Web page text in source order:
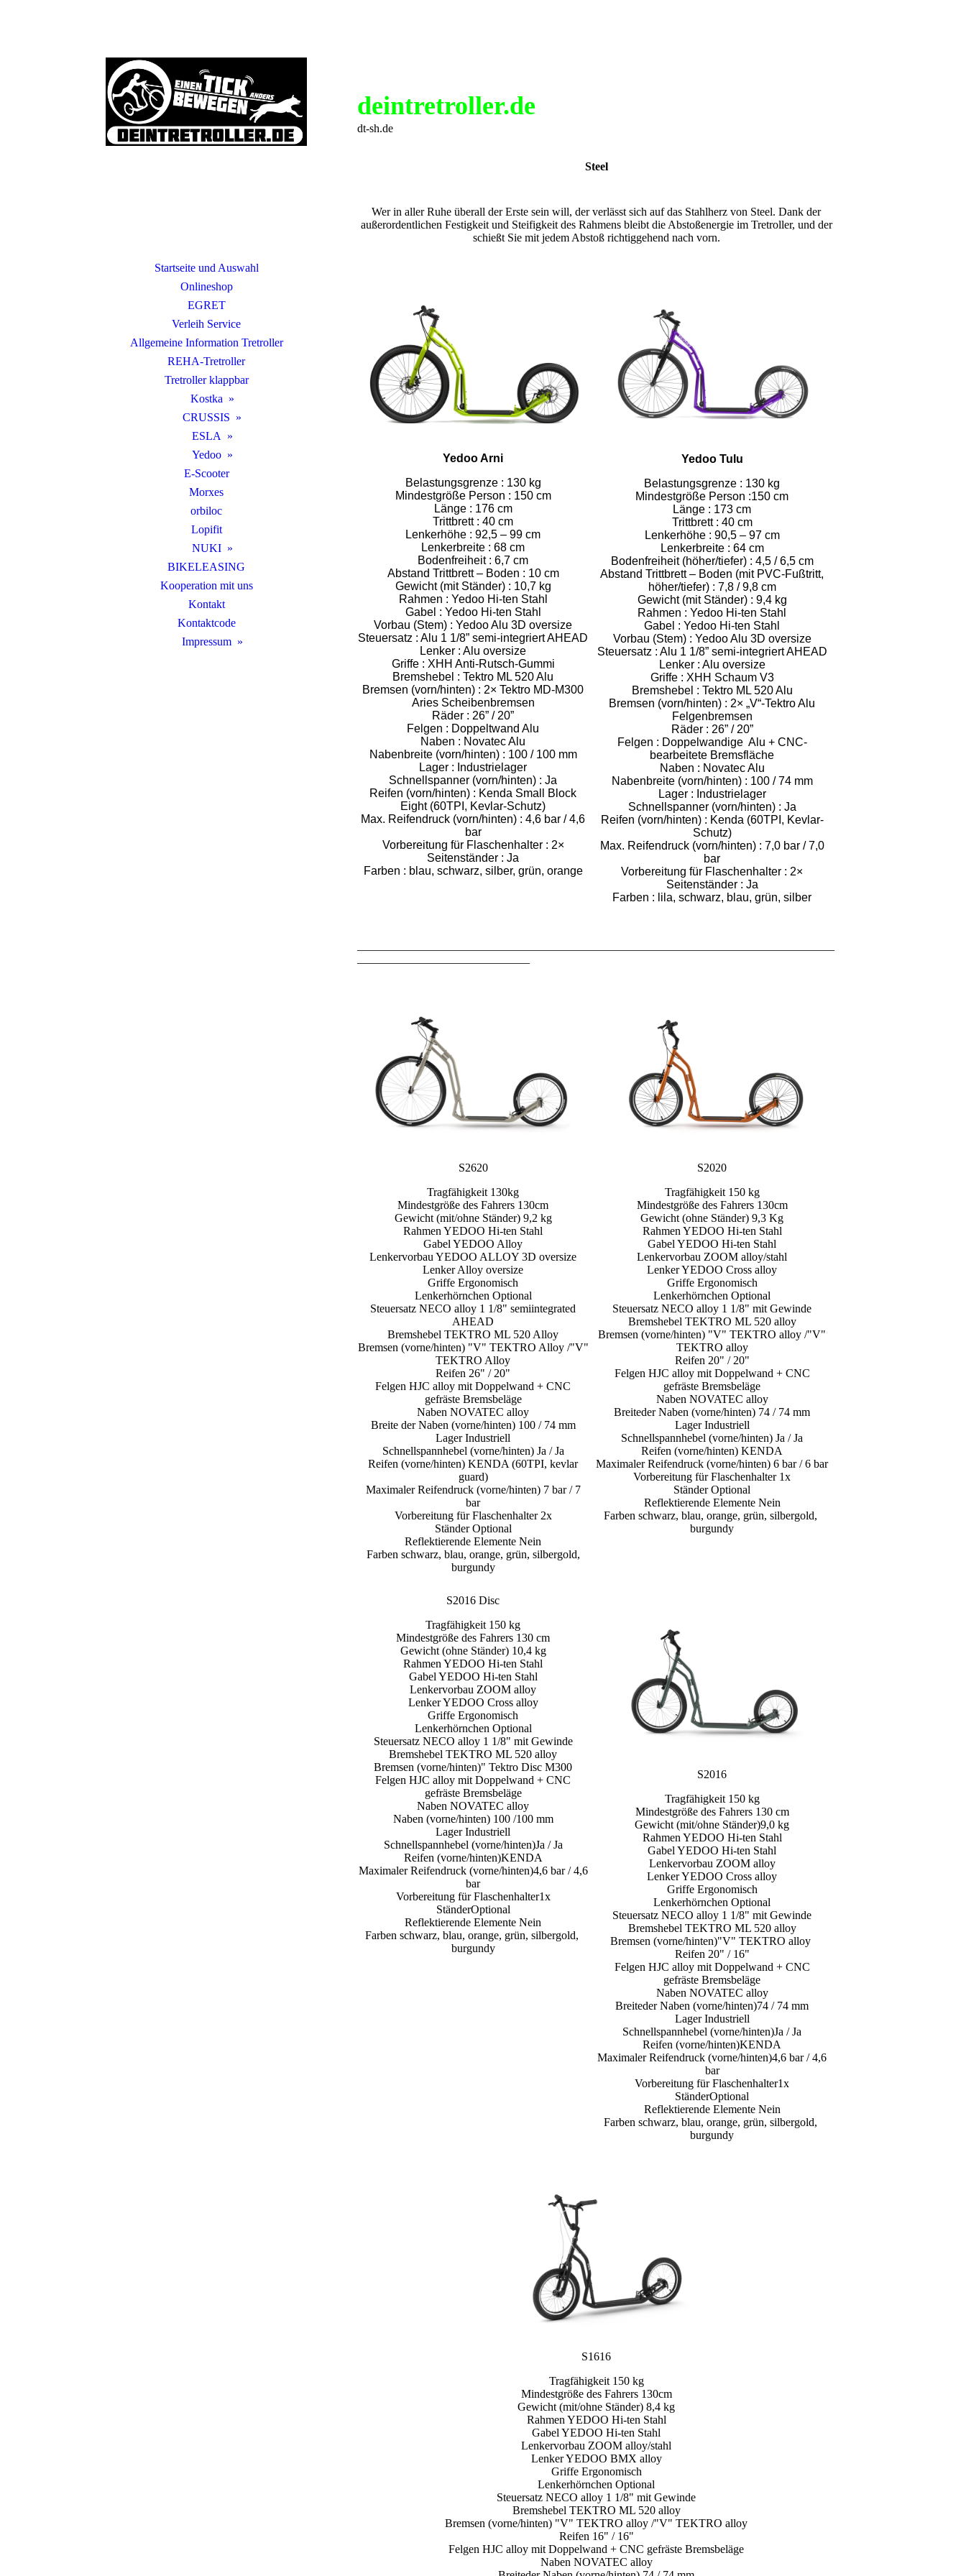
Startseite und Auswahl
Onlineshop
EGRET
Verleih Service
Allgemeine Information Tretroller
REHA-Tretroller
Tretroller klappbar
Kostka
CRUSSIS
ESLA
Yedoo
E-Scooter
Morxes
orbiloc
Lopifit
NUKI
BIKELEASING
Kooperation mit uns
Kontakt
Kontaktcode
Impressum
deintretroller.de
dt-sh.de
Steel
Wer in aller Ruhe überall der Erste sein will, der verlässt sich auf das Stahlherz von Steel. Dank der
außerordentlichen Festigkeit und Steifigkeit des Rahmens bleibt die Abstoßenergie im Tretroller, und der
schießt Sie mit jedem Abstoß richtiggehend nach vorn.
Yedoo Arni
Belastungsgrenze : 130 kg
Mindestgröße Person : 150 cm
Länge : 176 cm
Trittbrett : 40 cm
Lenkerhöhe : 92,5 – 99 cm
Lenkerbreite : 68 cm
Bodenfreiheit : 6,7 cm
Abstand Trittbrett – Boden : 10 cm
Gewicht (mit Ständer) : 10,7 kg
Rahmen : Yedoo Hi-ten Stahl
Gabel : Yedoo Hi-ten Stahl
Vorbau (Stem) : Yedoo Alu 3D oversize
Steuersatz : Alu 1 1/8” semi-integriert AHEAD
Lenker : Alu oversize
Griffe : XHH Anti-Rutsch-Gummi
Bremshebel : Tektro ML 520 Alu
Bremsen (vorn/hinten) : 2× Tektro MD-M300
Aries Scheibenbremsen
Räder : 26” / 20”
Felgen : Doppeltwand Alu
Naben : Novatec Alu
Nabenbreite (vorn/hinten) : 100 / 100 mm
Lager : Industrielager
Schnellspanner (vorn/hinten) : Ja
Reifen (vorn/hinten) : Kenda Small Block
Eight (60TPI, Kevlar-Schutz)
Max. Reifendruck (vorn/hinten) : 4,6 bar / 4,6
bar
Vorbereitung für Flaschenhalter : 2×
Seitenständer : Ja
Farben : blau, schwarz, silber, grün, orange
Yedoo Tulu
Belastungsgrenze : 130 kg
Mindestgröße Person :150 cm
Länge : 173 cm
Trittbrett : 40 cm
Lenkerhöhe : 90,5 – 97 cm
Lenkerbreite : 64 cm
Bodenfreiheit (höher/tiefer) : 4,5 / 6,5 cm
Abstand Trittbrett – Boden (mit PVC-Fußtritt,
höher/tiefer) : 7,8 / 9,8 cm
Gewicht (mit Ständer) : 9,4 kg
Rahmen : Yedoo Hi-ten Stahl
Gabel : Yedoo Hi-ten Stahl
Vorbau (Stem) : Yedoo Alu 3D oversize
Steuersatz : Alu 1 1/8” semi-integriert AHEAD
Lenker : Alu oversize
Griffe : XHH Schaum V3
Bremshebel : Tektro ML 520 Alu
Bremsen (vorn/hinten) : 2× „V“-Tektro Alu
Felgenbremsen
Räder : 26” / 20”
Felgen : Doppelwandige Alu + CNC-
bearbeitete Bremsfläche
Naben : Novatec Alu
Nabenbreite (vorn/hinten) : 100 / 74 mm
Lager : Industrielager
Schnellspanner (vorn/hinten) : Ja
Reifen (vorn/hinten) : Kenda (60TPI, Kevlar-
Schutz)
Max. Reifendruck (vorn/hinten) : 7,0 bar / 7,0
bar
Vorbereitung für Flaschenhalter : 2×
Seitenständer : Ja
Farben : lila, schwarz, blau, grün, silber
S2620
Tragfähigkeit 130kg
Mindestgröße des Fahrers 130cm
Gewicht (mit/ohne Ständer) 9,2 kg
Rahmen YEDOO Hi-ten Stahl
Gabel YEDOO Alloy
Lenkervorbau YEDOO ALLOY 3D oversize
Lenker Alloy oversize
Griffe Ergonomisch
Lenkerhörnchen Optional
Steuersatz NECO alloy 1 1/8" semiintegrated
AHEAD
Bremshebel TEKTRO ML 520 Alloy
Bremsen (vorne/hinten) "V" TEKTRO Alloy /"V"
TEKTRO Alloy
Reifen 26" / 20"
Felgen HJC alloy mit Doppelwand + CNC
gefräste Bremsbeläge
Naben NOVATEC alloy
Breite der Naben (vorne/hinten) 100 / 74 mm
Lager Industriell
Schnellspannhebel (vorne/hinten) Ja / Ja
Reifen (vorne/hinten) KENDA (60TPI, kevlar
guard)
Maximaler Reifendruck (vorne/hinten) 7 bar / 7
bar
Vorbereitung für Flaschenhalter 2x
Ständer Optional
Reflektierende Elemente Nein
Farben schwarz, blau, orange, grün, silbergold,
burgundy
S2020
Tragfähigkeit 150 kg
Mindestgröße des Fahrers 130cm
Gewicht (ohne Ständer) 9,3 Kg
Rahmen YEDOO Hi-ten Stahl
Gabel YEDOO Hi-ten Stahl
Lenkervorbau ZOOM alloy/stahl
Lenker YEDOO Cross alloy
Griffe Ergonomisch
Lenkerhörnchen Optional
Steuersatz NECO alloy 1 1/8" mit Gewinde
Bremshebel TEKTRO ML 520 alloy
Bremsen (vorne/hinten) "V" TEKTRO alloy /"V"
TEKTRO alloy
Reifen 20" / 20"
Felgen HJC alloy mit Doppelwand + CNC
gefräste Bremsbeläge
Naben NOVATEC alloy
Breiteder Naben (vorne/hinten) 74 / 74 mm
Lager Industriell
Schnellspannhebel (vorne/hinten) Ja / Ja
Reifen (vorne/hinten) KENDA
Maximaler Reifendruck (vorne/hinten) 6 bar / 6 bar
Vorbereitung für Flaschenhalter 1x
Ständer Optional
Reflektierende Elemente Nein
Farben schwarz, blau, orange, grün, silbergold,
burgundy
S2016 Disc
Tragfähigkeit 150 kg
Mindestgröße des Fahrers 130 cm
Gewicht (ohne Ständer) 10,4 kg
Rahmen YEDOO Hi-ten Stahl
Gabel YEDOO Hi-ten Stahl
Lenkervorbau ZOOM alloy
Lenker YEDOO Cross alloy
Griffe Ergonomisch
Lenkerhörnchen Optional
Steuersatz NECO alloy 1 1/8" mit Gewinde
Bremshebel TEKTRO ML 520 alloy
Bremsen (vorne/hinten)" Tektro Disc M300
Felgen HJC alloy mit Doppelwand + CNC
gefräste Bremsbeläge
Naben NOVATEC alloy
Naben (vorne/hinten) 100 /100 mm
Lager Industriell
Schnellspannhebel (vorne/hinten)Ja / Ja
Reifen (vorne/hinten)KENDA
Maximaler Reifendruck (vorne/hinten)4,6 bar / 4,6
bar
Vorbereitung für Flaschenhalter1x
StänderOptional
Reflektierende Elemente Nein
Farben schwarz, blau, orange, grün, silbergold,
burgundy
S2016
Tragfähigkeit 150 kg
Mindestgröße des Fahrers 130 cm
Gewicht (mit/ohne Ständer)9,0 kg
Rahmen YEDOO Hi-ten Stahl
Gabel YEDOO Hi-ten Stahl
Lenkervorbau ZOOM alloy
Lenker YEDOO Cross alloy
Griffe Ergonomisch
Lenkerhörnchen Optional
Steuersatz NECO alloy 1 1/8" mit Gewinde
Bremshebel TEKTRO ML 520 alloy
Bremsen (vorne/hinten)"V" TEKTRO alloy
Reifen 20" / 16"
Felgen HJC alloy mit Doppelwand + CNC
gefräste Bremsbeläge
Naben NOVATEC alloy
Breiteder Naben (vorne/hinten)74 / 74 mm
Lager Industriell
Schnellspannhebel (vorne/hinten)Ja / Ja
Reifen (vorne/hinten)KENDA
Maximaler Reifendruck (vorne/hinten)4,6 bar / 4,6
bar
Vorbereitung für Flaschenhalter1x
StänderOptional
Reflektierende Elemente Nein
Farben schwarz, blau, orange, grün, silbergold,
burgundy
S1616
Tragfähigkeit 150 kg
Mindestgröße des Fahrers 130cm
Gewicht (mit/ohne Ständer) 8,4 kg
Rahmen YEDOO Hi-ten Stahl
Gabel YEDOO Hi-ten Stahl
Lenkervorbau ZOOM alloy/stahl
Lenker YEDOO BMX alloy
Griffe Ergonomisch
Lenkerhörnchen Optional
Steuersatz NECO alloy 1 1/8" mit Gewinde
Bremshebel TEKTRO ML 520 alloy
Bremsen (vorne/hinten) "V" TEKTRO alloy /"V" TEKTRO alloy
Reifen 16" / 16"
Felgen HJC alloy mit Doppelwand + CNC gefräste Bremsbeläge
Naben NOVATEC alloy